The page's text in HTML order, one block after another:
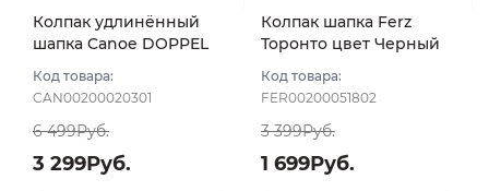
Колпак удлинённый
шапка Canoe DOPPEL
Код товара:
CAN00200020301
6 499Руб.
3 299Руб.
Колпак шапка Ferz
Торонто цвет Черный
Код товара:
FER00200051802
3 399Руб.
1 699Руб.